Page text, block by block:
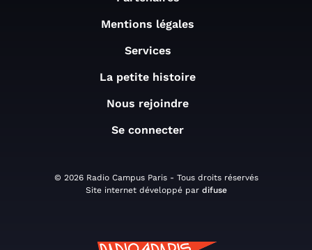
Mentions légales
Services
La petite histoire
Nous rejoindre
Se connecter
© 2026 Radio Campus Paris - Tous droits réservés
Site internet développé par difuse